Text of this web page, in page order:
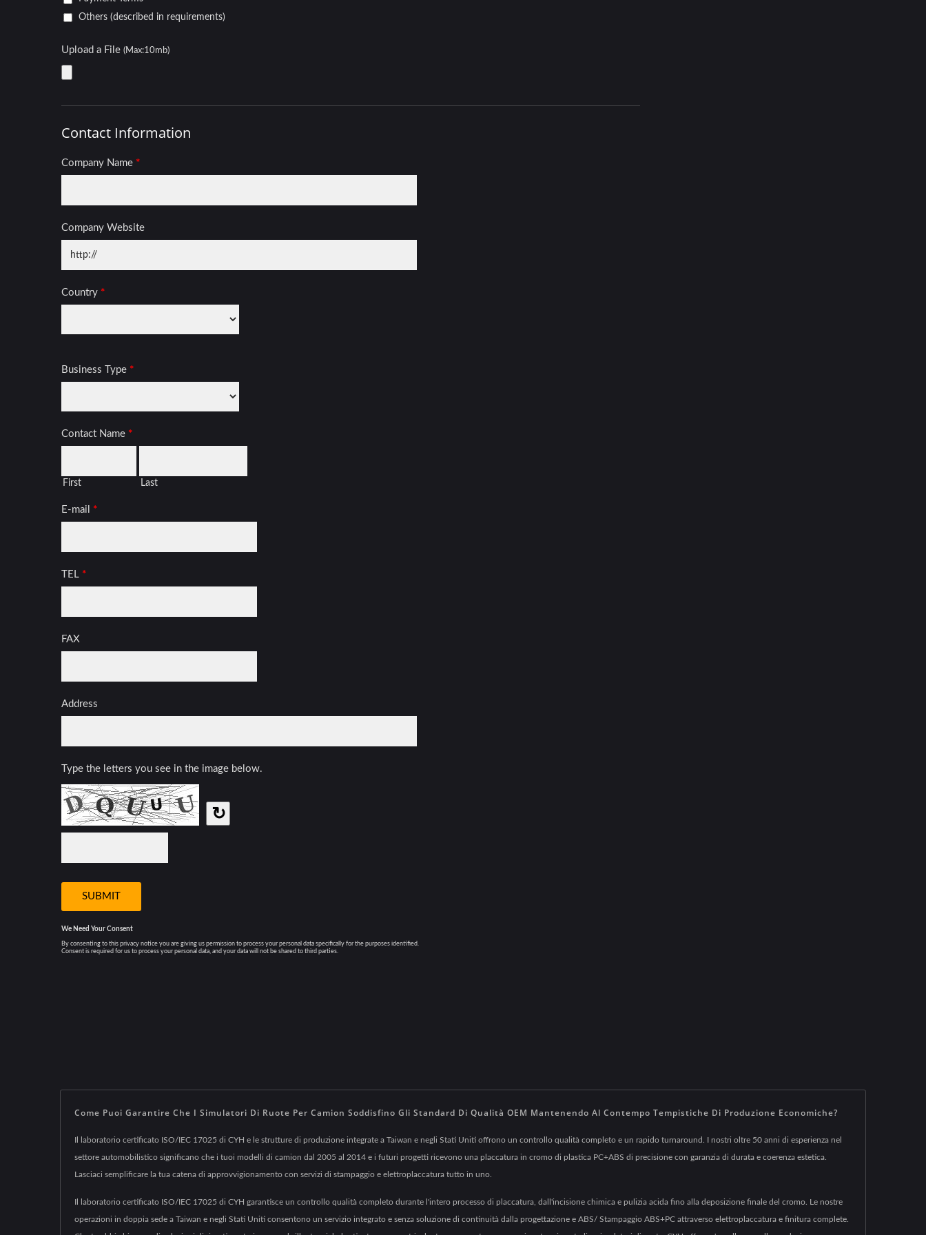
Come Puoi Garantire Che I Simulatori Di Ruote Per Camion Soddisfino Gli Standard Di Qualità OEM Mantenendo Al Contempo Tempistiche Di Produzione Economiche?
Il laboratorio certificato ISO/IEC 17025 di CYH e le strutture di produzione integrate a Taiwan e negli Stati Uniti offrono un controllo qualità completo e un rapido turnaround. I nostri oltre 50 anni di esperienza nel
settore automobilistico significano che i tuoi modelli di camion dal 2005 al 2014 e i futuri progetti ricevono una placcatura in cromo di plastica PC+ABS di precisione con garanzia di durata e coerenza estetica.
Lasciaci semplificare la tua catena di approvvigionamento con servizi di stampaggio e elettroplaccatura tutto in uno.
Il laboratorio certificato ISO/IEC 17025 di CYH garantisce un controllo qualità completo durante l'intero processo di placcatura, dall'incisione chimica e pulizia acida fino alla deposizione finale del cromo. Le nostre
operazioni in doppia sede a Taiwan e negli Stati Uniti consentono un servizio integrato e senza soluzione di continuità dalla progettazione e ABS/ Stampaggio ABS+PC attraverso elettroplaccatura e finitura complete.